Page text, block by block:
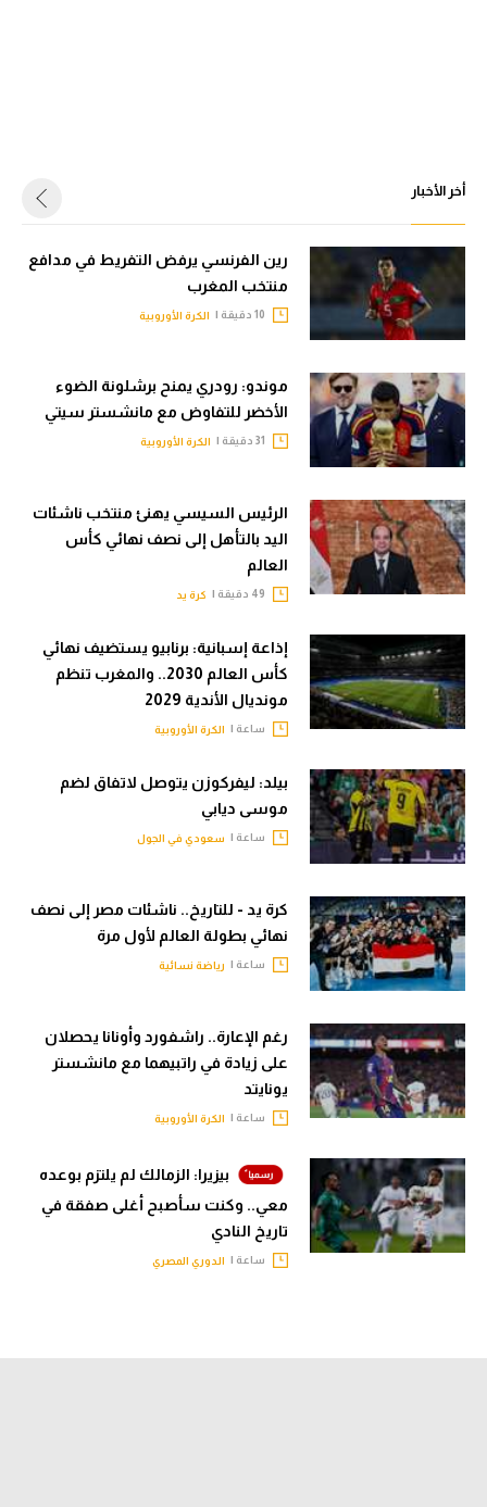
أخر الأخبار
رين الفرنسي يرفض التفريط في مدافع
منتخب المغرب
الكرة الأوروبية
موندو: رودري يمنح برشلونة الضوء
الأخضر للتفاوض مع مانشستر سيتي
الكرة الأوروبية
الرئيس السيسي يهنئ منتخب ناشئات
اليد بالتأهل إلى نصف نهائي كأس
العالم
كرة يد
إذاعة إسبانية: برنابيو يستضيف نهائي
كأس العالم 2030.. والمغرب تنظم
مونديال الأندية 2029
ساعة | الكرة الأوروبية
بيلد: ليفركوزن يتوصل لاتفاق لضم
موسى ديابي
ساعة | سعودي في الجول
كرة يد - للتاريخ.. ناشئات مصر إلى نصف
نهائي بطولة العالم لأول مرة
ساعة | رياضة نسائية
رغم الإعارة.. راشفورد وأونانا يحصلان
على زيادة في راتبيهما مع مانشستر
يونايتد
ساعة | الكرة الأوروبية
بيزيرا: الزمالك لم يلتزم بوعده
معي.. وكنت سأصبح أغلى صفقة في
تاريخ النادي
ساعة | الدوري المصري